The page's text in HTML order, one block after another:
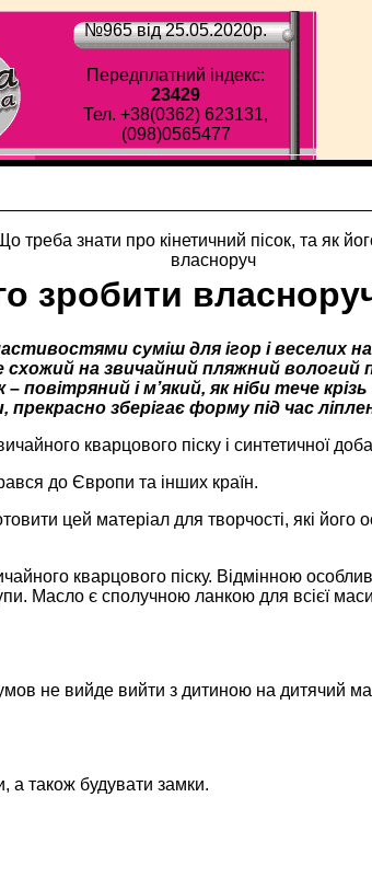
№965 від 25.05.2020p.
Передплатний індекс:
23429
Тел. +38(0362) 623131,
(098)0565477
зробити
суміш для ігор і веселих
на звичайний пляжний вологий
і м’який, як ніби тече крізь
зберігає форму під час
кварцового піску і синтетичної
до Європи та інших країн.
цей матеріал для творчості, які його
кварцового піску. Відмінною
Масло є сполучною ланкою для всієї
не вийде вийти з дитиною на дитячий
а також будувати замки.